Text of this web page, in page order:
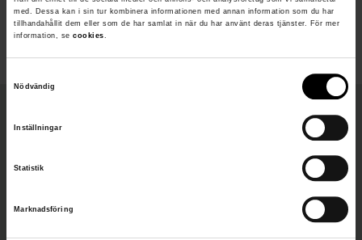
med. Dessa kan i sin tur kombinera informationen med annan information som du har
tillhandahållit dem eller som de har samlat in när du har använt deras tjänster. För mer
information, secookies.
Nödvändig
Inställningar
Statistik
Marknadsföring
Fakta
Djup